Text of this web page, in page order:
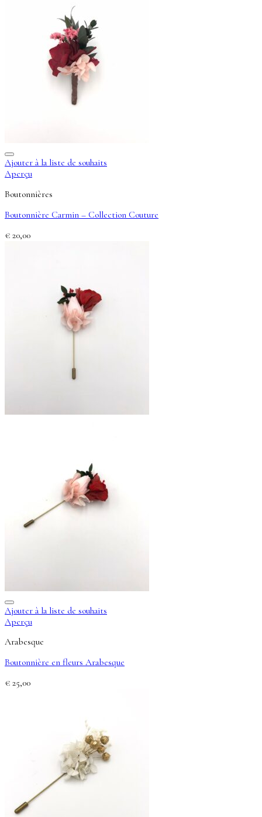
Ajouter à la liste de souhaits
Aperçu
Boutonnières
Boutonnière Carmin – Collection Couture
€ 20,00
Ajouter à la liste de souhaits
Aperçu
Arabesque
Boutonnière en fleurs Arabesque
€ 25,00